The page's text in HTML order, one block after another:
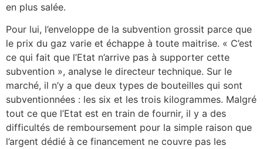
en plus salée.
Pour lui, l’enveloppe de la subvention grossit parce que
le prix du gaz varie et échappe à toute maitrise. « C’est
ce qui fait que l’Etat n’arrive pas à supporter cette
subvention », analyse le directeur technique. Sur le
marché, il n’y a que deux types de bouteilles qui sont
subventionnées : les six et les trois kilogrammes. Malgré
tout ce que l’Etat est en train de fournir, il y a des
difficultés de remboursement pour la simple raison que
l’argent dédié à ce financement ne couvre pas les